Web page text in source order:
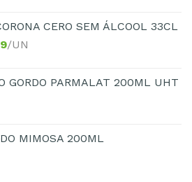
CERO SEM ÁLCOOL 33CL
/UN
GORDO PARMALAT 200ML UHT
MIMOSA 200ML